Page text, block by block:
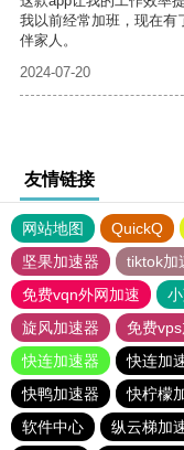
我以前经常加班，现在有
伴家人。
2024-07-20
友情链接
网站地图 QuickQ
坚果加速器
tiktok加
免费vqn外网加速
旋风加速器
免费
快连加速器
快连加
快鸭加速器
快柠檬
软件中心
纵云梯加